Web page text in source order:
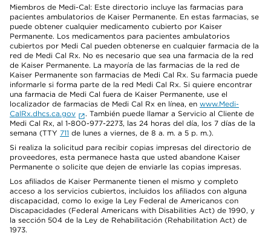
Miembros de Medi-Cal: Este directorio incluye las farmacias para
pacientes ambulatorios de Kaiser Permanente. En estas farmacias, se
puede obtener cualquier medicamento cubierto por Kaiser
Permanente. Los medicamentos para pacientes ambulatorios
cubiertos por Medi Cal pueden obtenerse en cualquier farmacia de la
red de Medi Cal Rx. No es necesario que sea una farmacia de la red
de Kaiser Permanente. La mayoría de las farmacias de la red de
Kaiser Permanente son farmacias de Medi Cal Rx. Su farmacia puede
informarle si forma parte de la red Medi Cal Rx. Si quiere encontrar
una farmacia de Medi Cal fuera de Kaiser Permanente, use el
localizador de farmacias de Medi Cal Rx en línea, en www.Medi-
CalRx.dhcs.ca.gov
. También puede llamar a Servicio al Cliente de
Medi Cal Rx, al 1-800-977-2273, las 24 horas del día, los 7 días de la
semana (TTY 711 de lunes a viernes, de 8 a. m. a 5 p. m.).
Si realiza la solicitud para recibir copias impresas del directorio de
proveedores, esta permanece hasta que usted abandone Kaiser
Permanente o solicite que dejen de enviarle las copias impresas.
Los afiliados de Kaiser Permanente tienen el mismo y completo
acceso a los servicios cubiertos, incluidos los afiliados con alguna
discapacidad, como lo exige la Ley Federal de Americanos con
Discapacidades (Federal Americans with Disabilities Act) de 1990, y
la sección 504 de la Ley de Rehabilitación (Rehabilitation Act) de
1973.